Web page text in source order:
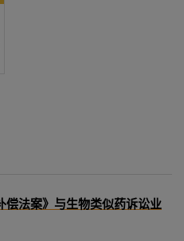
偿法案》与生物类似药诉讼业